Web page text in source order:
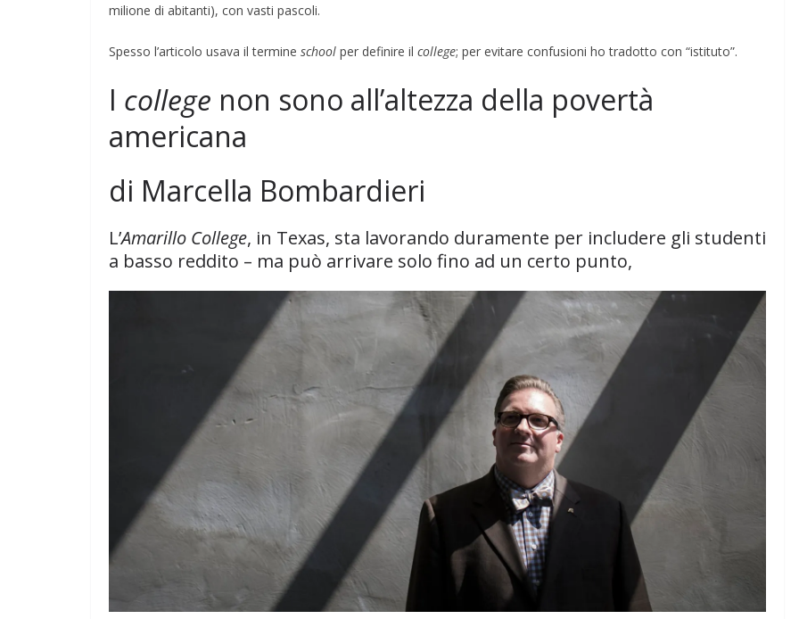
milione di abitanti), con vasti pascoli.
Spesso l’articolo usava il termine school per definire il college; per evitare confusioni ho tradotto con “istituto”.
I college non sono all’altezza della povertà
americana
di Marcella Bombardieri
L’Amarillo College, in Texas, sta lavorando duramente per includere gli studenti
a basso reddito – ma può arrivare solo fino ad un certo punto,
la Pace di
COORDINATE EVIDENZA
IL PENSIERO
Cospirazioni
04/02/2026 Rufus
28/01/2026 Rufus